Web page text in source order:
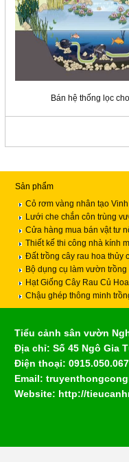
Bán hệ thống lọc
Sản phẩm
Cỏ rơm vàng nhân tạo
Lưới che chắn côn trùng
Cửa hàng mua bán vật tư
Thiết kế thi công nhà kính
Đất trồng cây rau hoa thủy
Bộ dụng cụ làm vườn trồng
Hạt Giống Cây Rau Củ
Chậu ghép thông minh
Tiểu cảnh sân vườn
Địa chỉ: Số 45 Ngô Gia
Điện thoại: 0915.050.067
Email:
Website: http://